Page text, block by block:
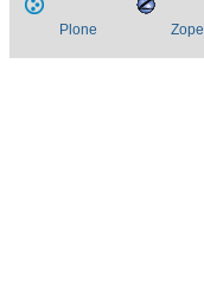
Plone Zope